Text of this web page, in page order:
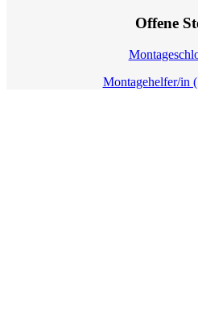
Offene
Montagehelfer/in